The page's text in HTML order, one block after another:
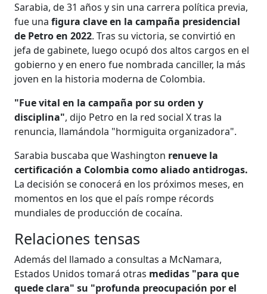
Sarabia, de 31 años y sin una carrera política previa,
fue una figura clave en la campaña presidencial
de Petro en 2022. Tras su victoria, se convirtió en
jefa de gabinete, luego ocupó dos altos cargos en el
gobierno y en enero fue nombrada canciller, la más
joven en la historia moderna de Colombia.
"Fue vital en la campaña por su orden y
disciplina", dijo Petro en la red social X tras la
renuncia, llamándola "hormiguita organizadora".
Sarabia buscaba que Washington renueve la
certificación a Colombia como aliado antidrogas.
La decisión se conocerá en los próximos meses, en
momentos en los que el país rompe récords
mundiales de producción de cocaína.
Relaciones tensas
Además del llamado a consultas a McNamara,
Estados Unidos tomará otras medidas "para que
quede clara" su "profunda preocupación por el